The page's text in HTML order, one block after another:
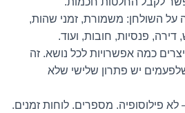
על השולחן: משמורת, זמני שהות,
דירה, פנסיות, חובות, ועוד.
כמה אפשרויות לכל נושא. זה
יש פתרון שלישי שלא
לא פילוסופיה. מספרים. לוחות זמנים.